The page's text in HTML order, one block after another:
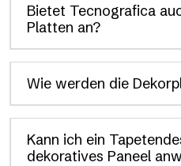
Bietet Tecnografica
Platten an?
Wie werden die
Kann ich ein
dekoratives Paneel